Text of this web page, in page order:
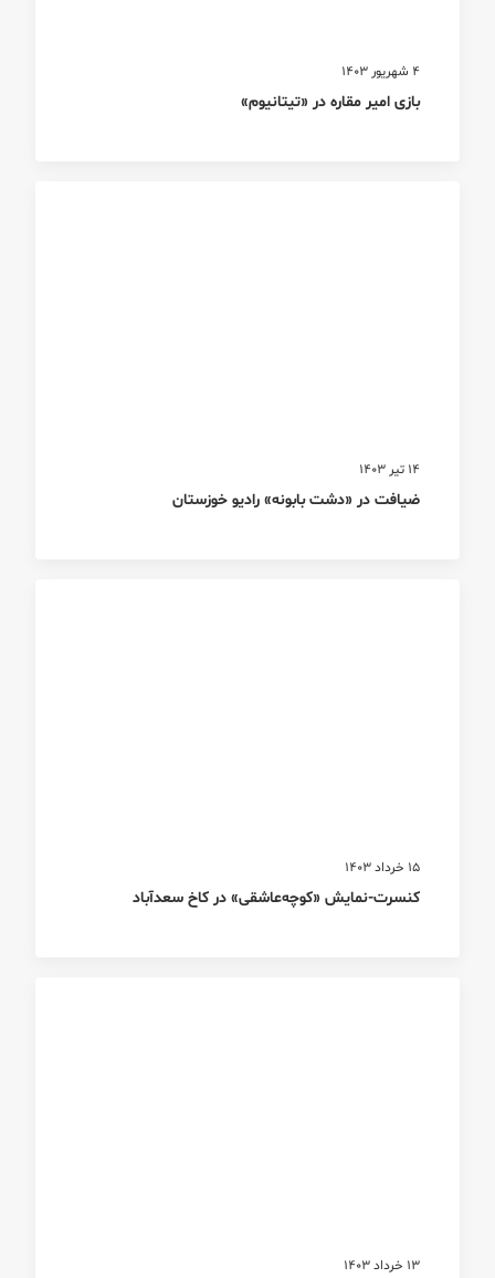
4 شهریور 1403
بازی امیر مقاره در «تیتانیوم»
14 تیر 1403
ضیافت در «دشت بابونه» رادیو خوزستان
15 خرداد 1403
کنسرت-نمایش «کوچه‌عاشقی» در کاخ سعدآباد
13 خرداد 1403